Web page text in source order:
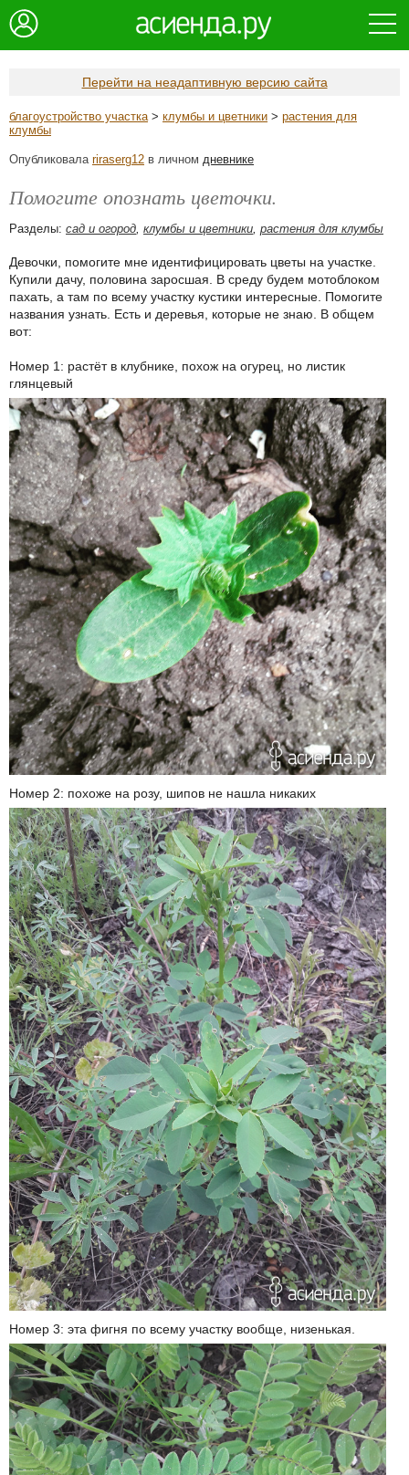
Перейти на неадаптивную версию сайта
благоустройство участка> клумбы и цветники > растения для
клумбы
Опубликовала riraserg12 в личном дневнике
Помогите опознать цветочки.
Разделы: сад и огород, клумбы и цветники, растения для клумбы
Девочки, помогите мне идентифицировать цветы на участке.
Купили дачу, половина заросшая. В среду будем мотоблоком
пахать, а там по всему участку кустики интересные. Помогите
названия узнать. Есть и деревья, которые не знаю. В общем
вот:
Номер 1: растёт в клубнике, похож на огурец, но листик
глянцевый
Номер 2: похоже на розу, шипов не нашла никаких
Номер 3: эта фигня по всему участку вообще, низенькая.